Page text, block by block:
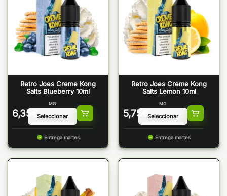
Retro Joes Creme Kong
Salts Blueberry 10ml
6,35 €
MG
Entrega martes
Retro Joes Creme Kong
Salts Lemon 10ml
5,75 €
MG
Entrega martes